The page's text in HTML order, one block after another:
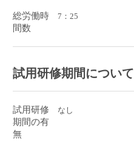
総労働時
間数
7：25
試用研修期間について
試用研修
期間の有
無
なし